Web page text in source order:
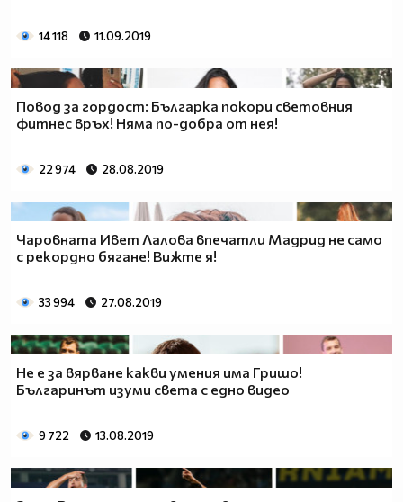
14 118 11.09.2019
Повод за гордост: Българка покори световния
фитнес връх! Няма по-добра от нея!
22 974 28.08.2019
Чаровната Ивет Лалова впечатли Мадрид не само
с рекордно бягане! Вижте я!
33 994 27.08.2019
Не е за вярване какви умения има Гришо!
Българинът изуми света с едно видео
9 722 13.08.2019